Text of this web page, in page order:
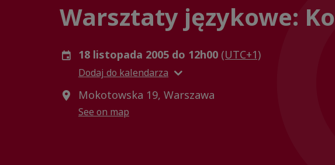
Warsztaty językowe:
18 listopada 2005 do 12h00 (UTC+1)
Dodaj do kalendarza
Mokotowska 19, Warszawa
See on map